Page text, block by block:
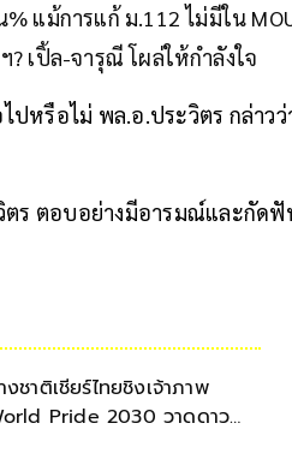
แม้การแก้ ม.112 ไม่มีใน
เปิ้ล-จารุณี โผล่ให้กำลังใจ
ปหรือไม่ พล.อ.ประวิตร กล่าวว่
ตร ตอบอย่างมีอารมณ์และกัด
งชาติเชียร์ไทยชิงเจ้าภาพ
Pride 2030 วาดดาวย้ำ